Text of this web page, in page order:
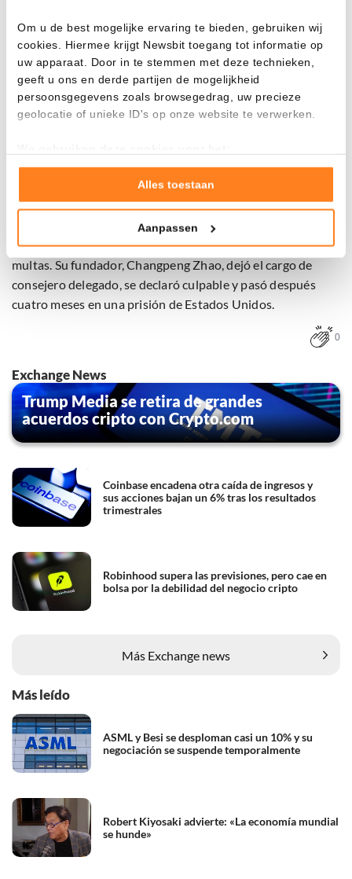
Om u de best mogelijke ervaring te bieden, gebruiken wij
cookies. Hiermee krijgt Newsbit toegang tot informatie op
uw apparaat. Door in te stemmen met deze technieken,
geeft u ons en derde partijen de mogelijkheid
persoonsgegevens zoals browsegedrag, uw precieze
geolocatie of unieke ID's op onze website te verwerken.
Goed laten functioneren van deze website
Verzamelen van gebruiksstatistieken
Tonen en meten van relevante advertenties
Klik hieronder om ons toestemming te geven om deze
maak gedetailleerde keuzes, waaronder het maken van
bezwaar tegen bedrijven die persoonsgegevens verwerken
op basis van gerechtvaardigd belang. U kunt uw privacy-
tekst 'cookies' te klikken onderaan de pagina. Voor meer
Alles toestaan
Aanpassen
de forma voluntaria su petición de licencia en Grecia.
Una suspensión temporal de sus servicios en Europa
supondría un nuevo golpe para Binance. En los últimos
años, la plataforma ha intentado presentarse de forma clara
Ese cambio de rumbo llegó tras el acuerdo alcanzado con
las autoridades estadounidenses en 2023. Binance se
declaró culpable de infringir las normas estadounidenses
contra el blanqueo de capitales y la legislación de
sanciones, y pagó más de 4.300 millones de dólares en
multas. Su fundador, Changpeng Zhao, dejó el cargo de
consejero delegado, se declaró culpable y pasó después
cuatro meses en una prisión de Estados Unidos.
0
Exchange News
Trump Media se retira de grandes
acuerdos cripto con Crypto.com
Coinbase encadena otra caída de ingresos y
sus acciones bajan un 6% tras los resultados
trimestrales
Robinhood supera las previsiones, pero cae en
bolsa por la debilidad del negocio cripto
Más Exchange news
Más leído
ASML y Besi se desploman casi un 10% y su
negociación se suspende temporalmente
Robert Kiyosaki advierte: «La economía mundial
se hunde»